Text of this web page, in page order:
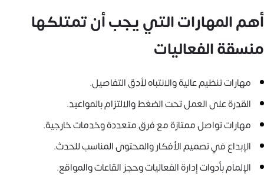
أهم المهارات التي يجب أن تمتلكها
منسقة الفعاليات
مهارات تنظيم عالية والانتباه لأدق التفاصيل.
القدرة على العمل تحت الضغط والالتزام بالمواعيد.
مهارات تواصل ممتازة مع فرق متعددة وخدمات خارجية.
الإبداع في تصميم الأفكار والمحتوى المناسب للحدث.
الإلمام بأدوات إدارة الفعاليات وحجز القاعات والمواقع.